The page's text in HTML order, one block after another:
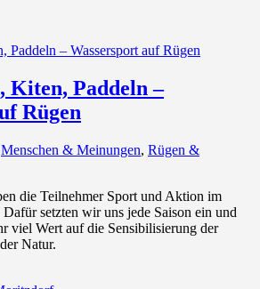
Kiten, Paddeln –
Rügen
Menschen & Meinungen, Rügen &
die Teilnehmer Sport und Aktion im
setzten wir uns jede Saison ein und
viel Wert auf die Sensibilisierung der
Natur.